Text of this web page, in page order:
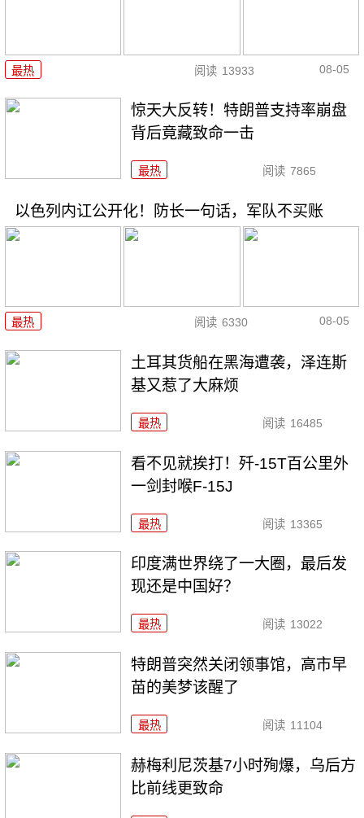
最热 阅读 13933 08-05
惊天大反转！特朗普支持率崩盘
背后竟藏致命一击
最热 阅读 7865
以色列内讧公开化！防长一句话，军队不买账
最热 阅读 6330 08-05
土耳其货船在黑海遭袭，泽连斯
基又惹了大麻烦
最热 阅读 16485
看不见就挨打！歼-15T百公里外
一剑封喉F-15J
最热 阅读 13365
印度满世界绕了一大圈，最后发
现还是中国好？
最热 阅读 13022
特朗普突然关闭领事馆，高市早
苗的美梦该醒了
最热 阅读 11104
赫梅利尼茨基7小时殉爆，乌后方
比前线更致命